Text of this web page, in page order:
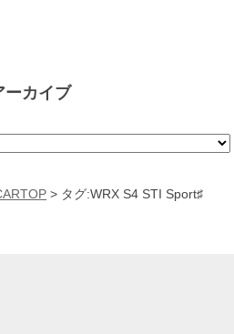
ーカイブ
> タグ:WRX S4 STI Sport♯